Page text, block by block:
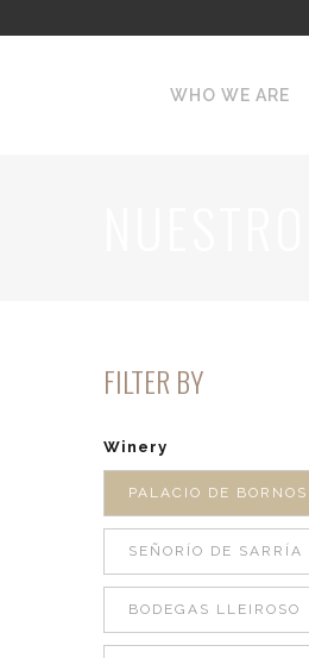
WHO WE ARE
FILTER BY
Winery
PALACIO DE BORNOS
SEÑORÍO DE SARRÍA
BODEGAS LLEIROSO